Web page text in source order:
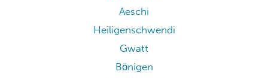
Aeschi
Heiligenschwendi
Gwatt
Bönigen